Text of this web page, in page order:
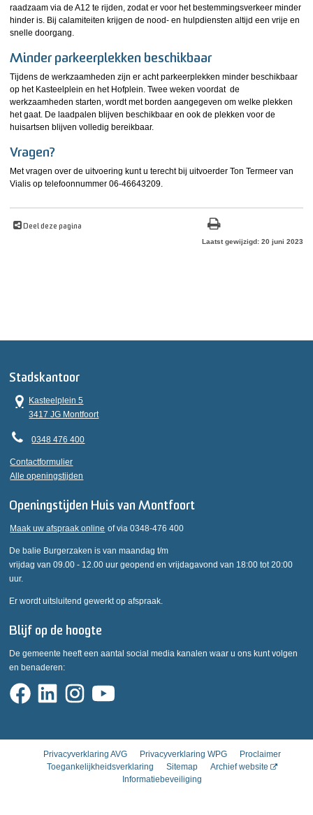
raadzaam via de A12 te rijden, zodat er voor het bestemmingsverkeer minder
hinder is. Bij calamiteiten krijgen de nood- en hulpdiensten altijd een vrije en
snelle doorgang.
Minder parkeerplekken beschikbaar
Tijdens de werkzaamheden zijn er acht parkeerplekken minder beschikbaar
op het Kasteelplein en het Hofplein. Twee weken voordat de
werkzaamheden starten, wordt met borden aangegeven om welke plekken
het gaat. De laadpalen blijven beschikbaar en ook de plekken voor de
huisartsen blijven volledig bereikbaar.
Vragen?
Met vragen over de uitvoering kunt u terecht bij uitvoerder Ton Termeer van
Vialis op telefoonnummer 06-46643209.
Deel deze pagina
Laatst gewijzigd: 20 juni 2023
Stadskantoor
Kasteelplein 5
3417 JG Montfoort
0348 476 400
Contactformulier
Alle openingstijden
Openingstijden Huis van Montfoort
Maak uw afspraak online of via 0348-476 400
De balie Burgerzaken is van maandag t/m
vrijdag van 09.00 - 12.00 uur geopend en vrijdagavond van 18:00 tot 20:00
uur.
Er wordt uitsluitend gewerkt op afspraak.
Blijf op de hoogte
De gemeente heeft een aantal social media kanalen waar u ons kunt volgen
en benaderen:
Privacyverklaring AVG Privacyverklaring WPG
Proclaimer
Toegankelijkheidsverklaring
Sitemap
Archief website
Informatiebeveiliging